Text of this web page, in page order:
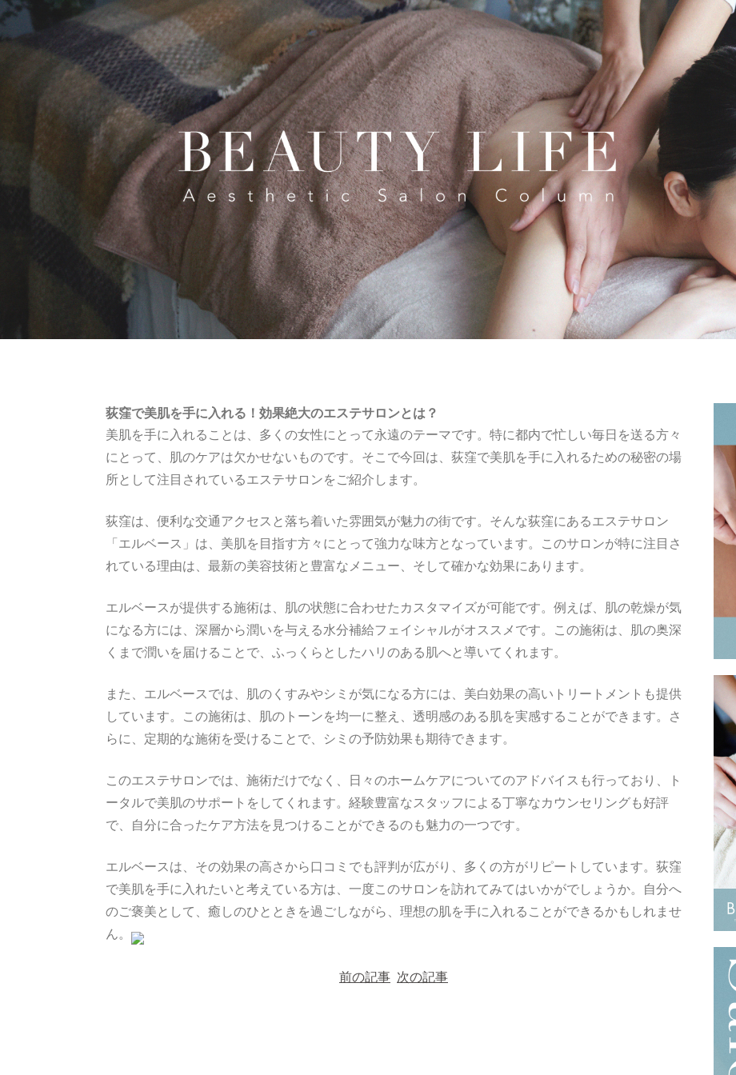
荻窪で美肌を手に入れる！効果絶大のエステサロンとは？
美肌を手に入れることは、多くの女性にとって永遠のテーマです。特に都内で忙しい毎日を送る方々
にとって、肌のケアは欠かせないものです。そこで今回は、荻窪で美肌を手に入れるための秘密の場
所として注目されているエステサロンをご紹介します。
荻窪は、便利な交通アクセスと落ち着いた雰囲気が魅力の街です。そんな荻窪にあるエステサロン
「エルベース」は、美肌を目指す方々にとって強力な味方となっています。このサロンが特に注目さ
れている理由は、最新の美容技術と豊富なメニュー、そして確かな効果にあります。
エルベースが提供する施術は、肌の状態に合わせたカスタマイズが可能です。例えば、肌の乾燥が気
になる方には、深層から潤いを与える水分補給フェイシャルがオススメです。この施術は、肌の奥深
くまで潤いを届けることで、ふっくらとしたハリのある肌へと導いてくれます。
また、エルベースでは、肌のくすみやシミが気になる方には、美白効果の高いトリートメントも提供
しています。この施術は、肌のトーンを均一に整え、透明感のある肌を実感することができます。さ
らに、定期的な施術を受けることで、シミの予防効果も期待できます。
このエステサロンでは、施術だけでなく、日々のホームケアについてのアドバイスも行っており、ト
ータルで美肌のサポートをしてくれます。経験豊富なスタッフによる丁寧なカウンセリングも好評
で、自分に合ったケア方法を見つけることができるのも魅力の一つです。
エルベースは、その効果の高さから口コミでも評判が広がり、多くの方がリピートしています。荻窪
で美肌を手に入れたいと考えている方は、一度このサロンを訪れてみてはいかがでしょうか。自分へ
のご褒美として、癒しのひとときを過ごしながら、理想の肌を手に入れることができるかもしれませ
ん。
前の記事 次の記事